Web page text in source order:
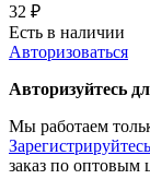
32 ₽
Есть в наличии
Авторизоваться
Мы работаем
Зарегистрируйтесь
заказ по оптовым